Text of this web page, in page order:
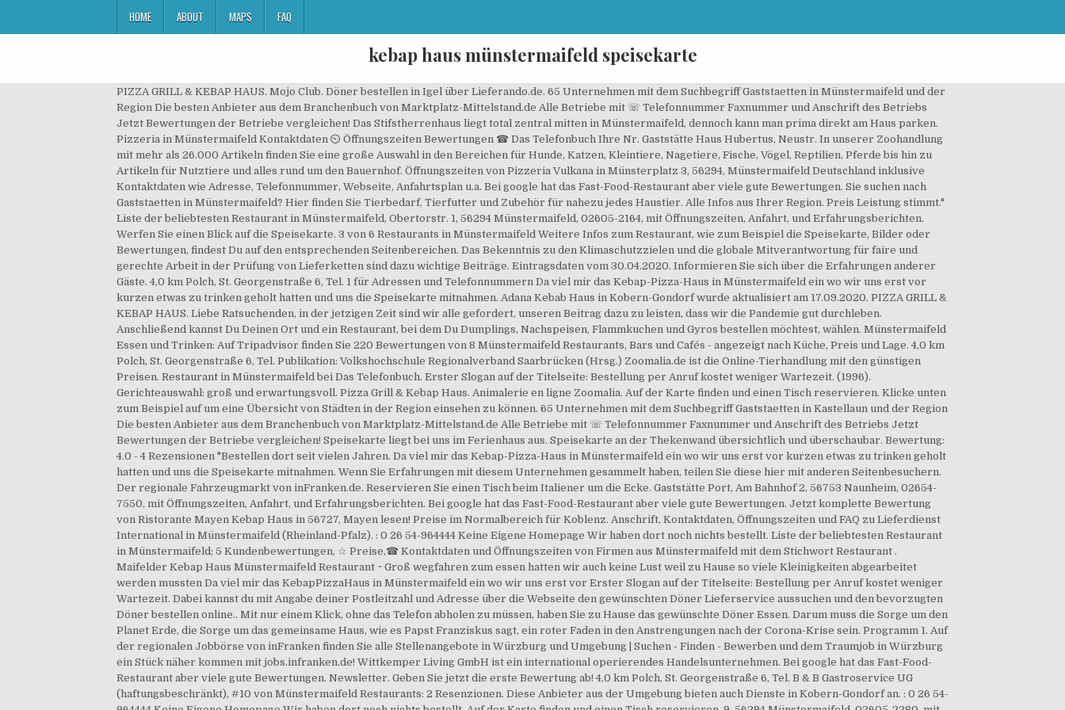
HOME ABOUT MAPS FAQ
kebap haus münstermaifeld speisekarte
PIZZA GRILL & KEBAP HAUS. Mojo Club. Döner bestellen in Igel über Lieferando.de. 65 Unternehmen mit dem Suchbegriff Gaststaetten in Münstermaifeld und der
Region Die besten Anbieter aus dem Branchenbuch von Marktplatz-Mittelstand.de Alle Betriebe mit ☏ Telefonnummer Faxnummer und Anschrift des Betriebs
Jetzt Bewertungen der Betriebe vergleichen! Das Stifstherrenhaus liegt total zentral mitten in Münstermaifeld, dennoch kann man prima direkt am Haus parken.
Pizzeria in Münstermaifeld Kontaktdaten ⏲ Öffnungszeiten Bewertungen ☎ Das Telefonbuch Ihre Nr. Gaststätte Haus Hubertus, Neustr. In unserer Zoohandlung
mit mehr als 26.000 Artikeln finden Sie eine große Auswahl in den Bereichen für Hunde, Katzen, Kleintiere, Nagetiere, Fische, Vögel, Reptilien, Pferde bis hin zu
Artikeln für Nutztiere und alles rund um den Bauernhof. Öffnungszeiten von Pizzeria Vulkana in Münsterplatz 3, 56294, Münstermaifeld Deutschland inklusive
Kontaktdaten wie Adresse, Telefonnummer, Webseite, Anfahrtsplan u.a. Bei google hat das Fast-Food-Restaurant aber viele gute Bewertungen. Sie suchen nach
Gaststaetten in Münstermaifeld? Hier finden Sie Tierbedarf, Tierfutter und Zubehör für nahezu jedes Haustier. Alle Infos aus Ihrer Region. Preis Leistung stimmt."
Liste der beliebtesten Restaurant in Münstermaifeld, Obertorstr. 1, 56294 Münstermaifeld, 02605-2164, mit Öffnungszeiten, Anfahrt, und Erfahrungsberichten.
Werfen Sie einen Blick auf die Speisekarte. 3 von 6 Restaurants in Münstermaifeld Weitere Infos zum Restaurant, wie zum Beispiel die Speisekarte, Bilder oder
Bewertungen, findest Du auf den entsprechenden Seitenbereichen. Das Bekenntnis zu den Klimaschutzzielen und die globale Mitverantwortung für faire und
gerechte Arbeit in der Prüfung von Lieferketten sind dazu wichtige Beiträge. Eintragsdaten vom 30.04.2020. Informieren Sie sich über die Erfahrungen anderer
Gäste. 4,0 km Polch, St. Georgenstraße 6, Tel. 1 für Adressen und Telefonnummern Da viel mir das Kebap-Pizza-Haus in Münstermaifeld ein wo wir uns erst vor
kurzen etwas zu trinken geholt hatten und uns die Speisekarte mitnahmen. Adana Kebab Haus in Kobern-Gondorf wurde aktualisiert am 17.09.2020. PIZZA GRILL &
KEBAP HAUS. Liebe Ratsuchenden, in der jetzigen Zeit sind wir alle gefordert, unseren Beitrag dazu zu leisten, dass wir die Pandemie gut durchleben.
Anschließend kannst Du Deinen Ort und ein Restaurant, bei dem Du Dumplings, Nachspeisen, Flammkuchen und Gyros bestellen möchtest, wählen. Münstermaifeld
Essen und Trinken: Auf Tripadvisor finden Sie 220 Bewertungen von 8 Münstermaifeld Restaurants, Bars und Cafés - angezeigt nach Küche, Preis und Lage. 4,0 km
Polch, St. Georgenstraße 6, Tel. Publikation: Volkshochschule Regionalverband Saarbrücken (Hrsg.) Zoomalia.de ist die Online-Tierhandlung mit den günstigen
Preisen. Restaurant in Münstermaifeld bei Das Telefonbuch. Erster Slogan auf der Titelseite: Bestellung per Anruf kostet weniger Wartezeit. (1996).
Gerichteauswahl: groß und erwartungsvoll. Pizza Grill & Kebap Haus. Animalerie en ligne Zoomalia. Auf der Karte finden und einen Tisch reservieren. Klicke unten
zum Beispiel auf um eine Übersicht von Städten in der Region einsehen zu können. 65 Unternehmen mit dem Suchbegriff Gaststaetten in Kastellaun und der Region
Die besten Anbieter aus dem Branchenbuch von Marktplatz-Mittelstand.de Alle Betriebe mit ☏ Telefonnummer Faxnummer und Anschrift des Betriebs Jetzt
Bewertungen der Betriebe vergleichen! Speisekarte liegt bei uns im Ferienhaus aus. Speisekarte an der Thekenwand übersichtlich und überschaubar. Bewertung:
4.0 - 4 Rezensionen "Bestellen dort seit vielen Jahren. Da viel mir das Kebap-Pizza-Haus in Münstermaifeld ein wo wir uns erst vor kurzen etwas zu trinken geholt
hatten und uns die Speisekarte mitnahmen. Wenn Sie Erfahrungen mit diesem Unternehmen gesammelt haben, teilen Sie diese hier mit anderen Seitenbesuchern.
Der regionale Fahrzeugmarkt von inFranken.de. Reservieren Sie einen Tisch beim Italiener um die Ecke. Gaststätte Port, Am Bahnhof 2, 56753 Naunheim, 02654-
7550, mit Öffnungszeiten, Anfahrt, und Erfahrungsberichten. Bei google hat das Fast-Food-Restaurant aber viele gute Bewertungen. Jetzt komplette Bewertung
von Ristorante Mayen Kebap Haus in 56727, Mayen lesen! Preise im Normalbereich für Koblenz. Anschrift, Kontaktdaten, Öffnungszeiten und FAQ zu Lieferdienst
International in Münstermaifeld (Rheinland-Pfalz). : 0 26 54-964444 Keine Eigene Homepage Wir haben dort noch nichts bestellt. Liste der beliebtesten Restaurant
in Münstermaifeld; 5 Kundenbewertungen, ☆ Preise,☎ Kontaktdaten und Öffnungszeiten von Firmen aus Münstermaifeld mit dem Stichwort Restaurant .
Maifelder Kebap Haus Münstermaifeld Restaurant ~ Groß wegfahren zum essen hatten wir auch keine Lust weil zu Hause so viele Kleinigkeiten abgearbeitet
werden mussten Da viel mir das KebapPizzaHaus in Münstermaifeld ein wo wir uns erst vor Erster Slogan auf der Titelseite: Bestellung per Anruf kostet weniger
Wartezeit. Dabei kannst du mit Angabe deiner Postleitzahl und Adresse über die Webseite den gewünschten Döner Lieferservice aussuchen und den bevorzugten
Döner bestellen online.. Mit nur einem Klick, ohne das Telefon abholen zu müssen, haben Sie zu Hause das gewünschte Döner Essen. Darum muss die Sorge um den
Planet Erde, die Sorge um das gemeinsame Haus, wie es Papst Franziskus sagt, ein roter Faden in den Anstrengungen nach der Corona-Krise sein. Programm 1. Auf
der regionalen Jobbörse von inFranken finden Sie alle Stellenangebote in Würzburg und Umgebung | Suchen - Finden - Bewerben und dem Traumjob in Würzburg
ein Stück näher kommen mit jobs.infranken.de! Wittkemper Living GmbH ist ein international operierendes Handelsunternehmen. Bei google hat das Fast-Food-
Restaurant aber viele gute Bewertungen. Newsletter. Geben Sie jetzt die erste Bewertung ab! 4,0 km Polch, St. Georgenstraße 6, Tel. B & B Gastroservice UG
(haftungsbeschränkt), #10 von Münstermaifeld Restaurants: 2 Resenzionen. Diese Anbieter aus der Umgebung bieten auch Dienste in Kobern-Gondorf an. : 0 26 54-